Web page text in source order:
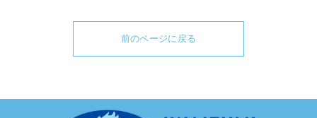
前のページに戻る